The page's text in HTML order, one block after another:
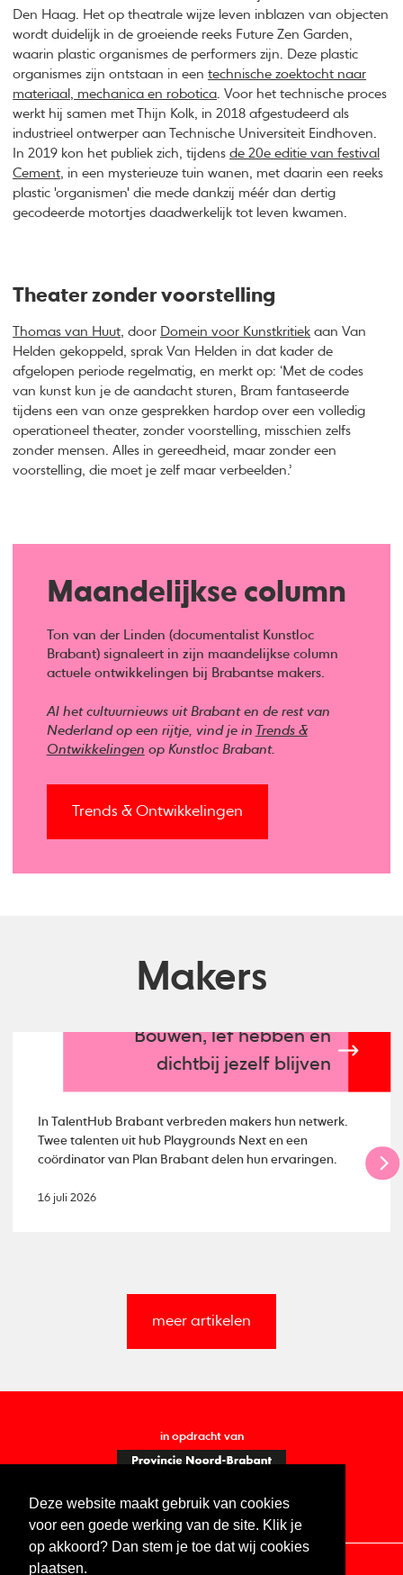
Deze website maakt gebruik van cookies
voor een goede werking van de site. Klik je
op akkoord? Dan stem je toe dat wij cookies
plaatsen.
Den Haag. Het op theatrale wijze leven inblazen van objecten
wordt duidelijk in de groeiende reeks Future Zen Garden,
waarin plastic organismes de performers zijn. Deze plastic
organismes zijn ontstaan in eentechnische zoektocht naar
materiaal, mechanica en robotica. Voor het technische proces
werkt hij samen met Thijn Kolk, in 2018 afgestudeerd als
industrieel ontwerper aan Technische Universiteit Eindhoven.
In 2019 kon het publiek zich, tijdensde 20e editie van festival
Cement, in een mysterieuze tuin wanen, met daarin een reeks
plastic 'organismen' die mede dankzij méér dan dertig
gecodeerde motortjes daadwerkelijk tot leven kwamen.
Theater zonder voorstelling
Thomas van Huut, door Domein voor Kunstkritiek aan Van
Helden gekoppeld, sprak Van Helden in dat kader de
afgelopen periode regelmatig, en merkt op: ‘Met de codes
van kunst kun je de aandacht sturen, Bram fantaseerde
tijdens een van onze gesprekken hardop over een volledig
operationeel theater, zonder voorstelling, misschien zelfs
zonder mensen. Alles in gereedheid, maar zonder een
voorstelling, die moet je zelf maar verbeelden.’
Maandelijkse column
Ton van der Linden (documentalist Kunstloc
Brabant) signaleert in zijn maandelijkse column
actuele ontwikkelingen bij Brabantse makers.
Al het cultuurnieuws uit Brabant en de rest van
Nederland op een rijtje, vind je in Trends &
Ontwikkelingen op Kunstloc Brabant.
Trends & Ontwikkelingen
Makers
Bouwen, lef hebben en
dichtbij jezelf blijven
In TalentHub Brabant verbreden makers hun netwerk.
Twee talenten uit hub Playgrounds Next en een
coördinator van Plan Brabant delen hun ervaringen.
16 juli 2026
meer artikelen
in opdracht van